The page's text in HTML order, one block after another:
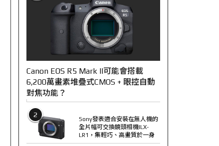
Canon EOS R5 Mark II可能會搭載
6,200萬畫素堆疊式CMOS + 眼控自動
對焦功能？
2
Sony發表適合安裝在無人機的
全片幅可交換鏡頭相機ILX-
LR1，集輕巧、高畫質於一身